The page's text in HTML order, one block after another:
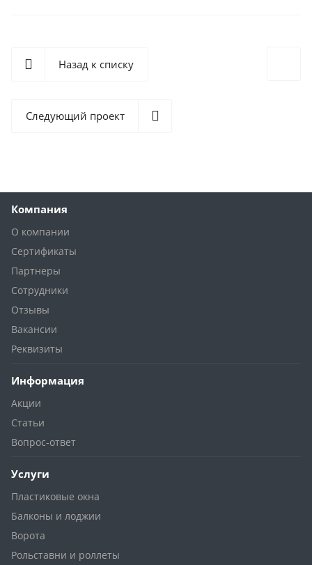
Назад к списку
Следующий проект
Компания
О компании
Сертификаты
Партнеры
Сотрудники
Отзывы
Вакансии
Реквизиты
Информация
Акции
Статьи
Вопрос-ответ
Услуги
Пластиковые окна
Балконы и лоджии
Ворота
Рольставни и роллеты